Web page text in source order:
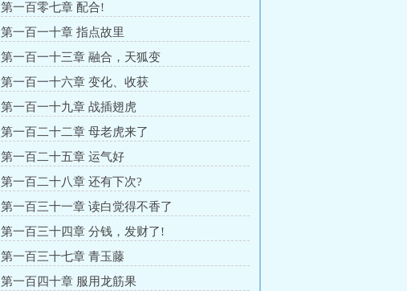
第一百零七章 配合!
第一百一十章 指点故里
第一百一十三章 融合，天狐变
第一百一十六章 变化、收获
第一百一十九章 战插翅虎
第一百二十二章 母老虎来了
第一百二十五章 运气好
第一百二十八章 还有下次?
第一百三十一章 读白觉得不香了
第一百三十四章 分钱，发财了!
第一百三十七章 青玉藤
第一百四十章 服用龙筋果